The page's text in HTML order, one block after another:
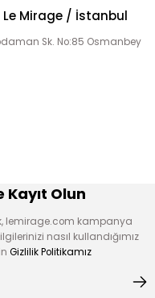
Le Mirage / İstanbul
Sk. No:85 Osmanbey
Olun
lemirage.com kampanya
nasıl kullandığımız
Gizlilik Politikamız